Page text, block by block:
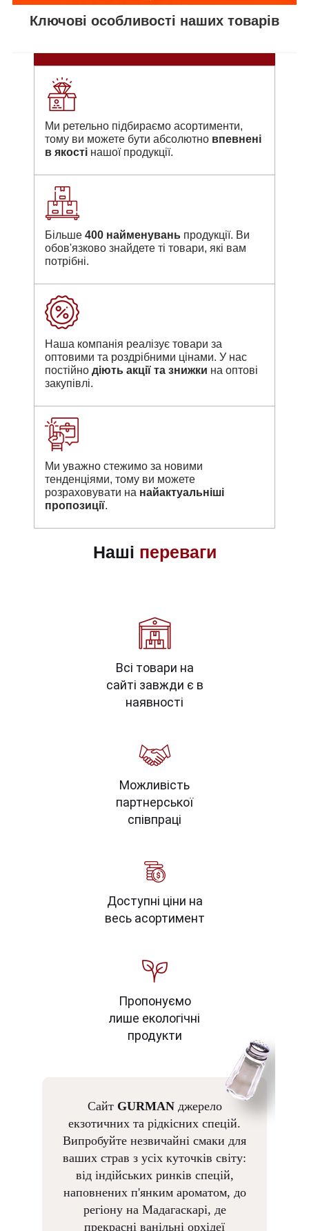
Ключові особливості наших товарів
Ми ретельно підбираємо асортименти,
тому ви можете бути абсолютно впевнені
в якості нашої продукції.
Більше 400 найменувань продукції. Ви
обов'язково знайдете ті товари, які вам
потрібні.
Наша компанія реалізує товари за
оптовими та роздрібними цінами. У нас
постійно діють акції та знижки на оптові
закупівлі.
Ми уважно стежимо за новими
тенденціями, тому ви можете
розраховувати на найактуальніші
пропозиції.
Наші переваги
Всі товари на
сайті завжди є в
наявності
Можливість
партнерської
співпраці
Доступні ціни на
весь асортимент
Пропонуємо
лише екологічні
продукти
Сайт GURMANджерело
екзотичних та рідкісних спецій.
Випробуйте незвичайні смаки для
ваших страв з усіх куточків світу:
від індійських ринків спецій,
наповнених п'янким ароматом, до
регіону на Мадагаскарі, де
прекрасні ванільні орхідеї